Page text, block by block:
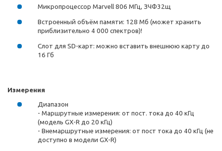
Микропроцессор Marvell 806 МГц, ЗЧФ32щ
Встроенный объём памяти: 128 Мб (может хранить
приблизительно 4 000 спектров)!
Слот для SD-карт: можно вставить внешнюю карту до
16 Гб
Измерения
Диапазон
- Маршрутные измерения: от пост. тока до 40 кГц
(модель GX-R до 20 кГц)
- Внемаршрутные измерения: от пост тока до 40 кГц (не
доступно в модели GX-R)